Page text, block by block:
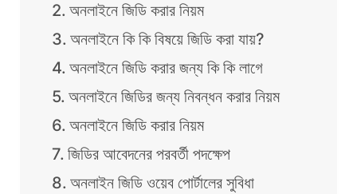
অনলাইনে জিডি করার নিয়ম
অনলাইনে কি কি বিষয়ে জিডি করা যায়?
অনলাইনে জিডি করার জন্য কি কি লাগে
অনলাইনে জিডির জন্য নিবন্ধন করার নিয়ম
অনলাইনে জিডি করার নিয়ম
জিডির আবেদনের পরবর্তী পদক্ষেপ
অনলাইন জিডি ওয়েব পোর্টালের সুবিধা